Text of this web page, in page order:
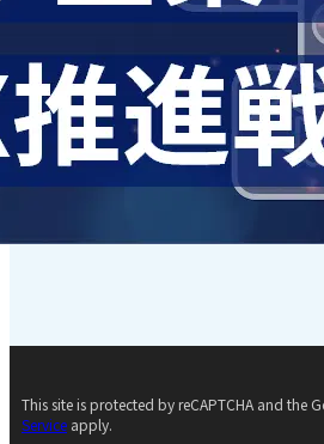
This site is protected by reCAPTCHA and the
Service apply.